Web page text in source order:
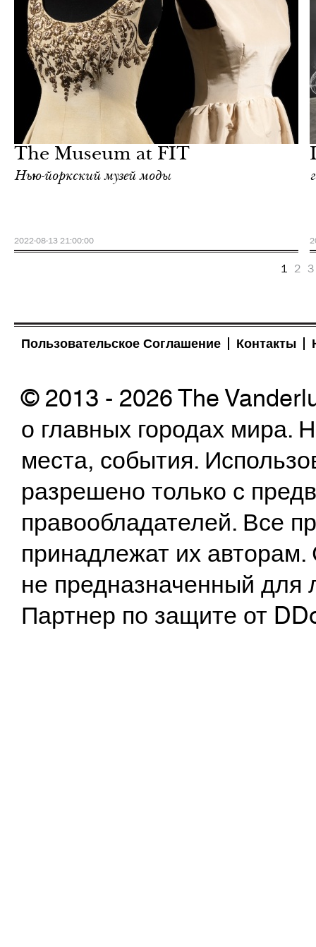
The Museum at FIT
Нью-йоркский музей моды
2022-08-13 21:00:00
Йорк
1 2 3
Пользовательское Соглашение Контакты
© 2013 - 2026 The
о главных городах
места, события.
разрешено только с
правообладателей. Все
принадлежат их
не предназначенный
Партнер по защите от